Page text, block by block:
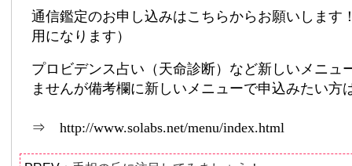
通信鑑定のお申し込みはこちらからお願いします
用になります）
プロビデンス占い（天命診断）など新しいメニュ
ませんが備考欄に新しいメニューで申込みたい方
⇒ http://www.solabs.net/menu/index.html